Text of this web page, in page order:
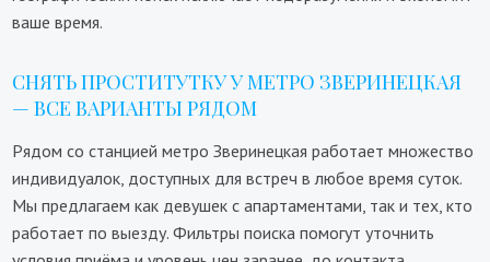
ваше время.
СНЯТЬ ПРОСТИТУТКУ У МЕТРО ЗВЕРИНЕЦКАЯ
— ВСЕ ВАРИАНТЫ РЯДОМ
Рядом со станцией метро Зверинецкая работает множество
индивидуалок, доступных для встреч в любое время суток.
Мы предлагаем как девушек с апартаментами, так и тех, кто
работает по выезду. Фильтры поиска помогут уточнить